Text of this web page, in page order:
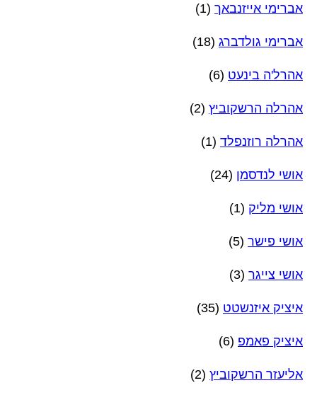
אברימי אייזנבאך (1)
אברימי גולדברג (18)
אהרל'ה בינעט (6)
אהרלה הרשקוביץ (2)
אהרלה רוזנפלד (1)
אושי לנדסמן (24)
אושי מליק (1)
אושי פישר (5)
אושי צייגר (3)
איציק איזנשטט (35)
איציק פאמפ (6)
אליעזר הרשקוביץ (2)